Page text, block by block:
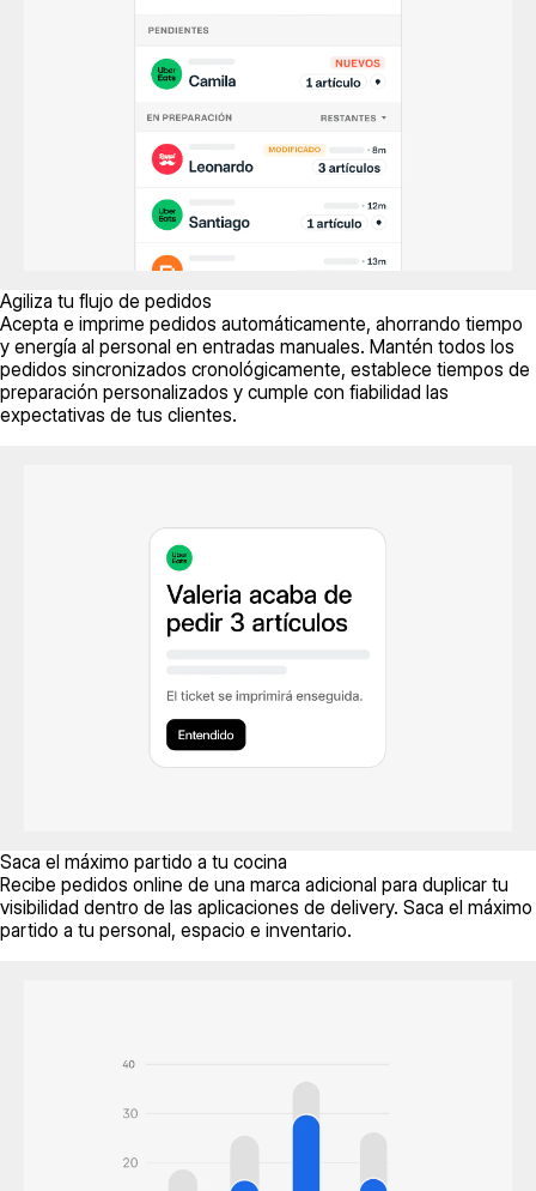
Agiliza tu flujo de pedidos
Acepta e imprime pedidos automáticamente, ahorrando tiempo
y energía al personal en entradas manuales. Mantén todos los
pedidos sincronizados cronológicamente, establece tiempos de
preparación personalizados y cumple con fiabilidad las
expectativas de tus clientes.
Saca el máximo partido a tu cocina
Recibe pedidos online de una marca adicional para duplicar tu
visibilidad dentro de las aplicaciones de delivery. Saca el máximo
partido a tu personal, espacio e inventario.